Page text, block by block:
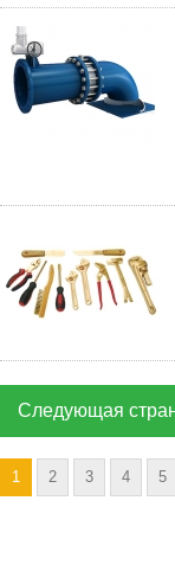
Следующая
1 2 3 4 5